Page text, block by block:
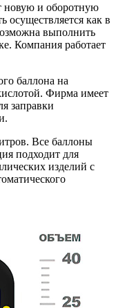
новую и оборотную
осуществляется как в
выполнить
Компания работает
баллона на
Фирма имеет
заправки
Все баллоны
подходит для
изделий с